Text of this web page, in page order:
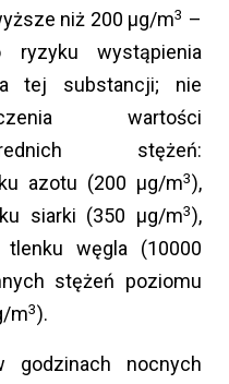
niż 200 µg/m3 –
ryzyku wystąpienia
tej substancji; nie
wartości
stężeń:
azotu (200 µg/m3),
siarki (350 µg/m3),
tlenku węgla (10000
stężeń poziomu
m3).
nocnych